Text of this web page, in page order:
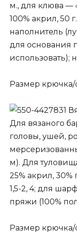
м., для клюва —
100% акрил, 50
наполнитель
для основания
использовать);
Размер
Для вязаного
головы, ушей,
м). Для
25% акрил,
1,5-2, 4; для
пряжи (100%
Размер